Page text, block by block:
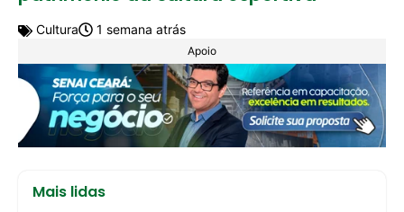
Cultura 1 semana atrás
Apoio
Mais lidas